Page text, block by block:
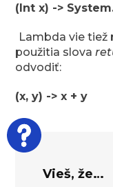
(Int x) ->
Lambda vie tiež
použitia slova
odvodiť:
(x, y) -> x + y
Vieš, že…